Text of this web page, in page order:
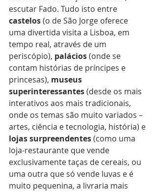
escutar Fado. Tudo isto entre
castelos (o de São Jorge oferece
uma divertida visita a Lisboa, em
tempo real, através de um
periscópio), palácios (onde se
contam histórias de príncipes e
princesas), museus
superinteressantes (desde os mais
interativos aos mais tradicionais,
onde os temas são muito variados –
artes, ciência e tecnologia, história) e
lojas surpreendentes (como uma
loja-restaurante que vende
exclusivamente taças de cereais, ou
uma outra que só vende luvas e é
muito pequenina, a livraria mais